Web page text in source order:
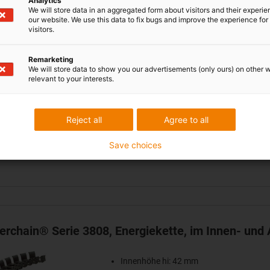
Serie 2808, Energiekette, im Innen- und
Biegeradien R: 100 - 250mm
Teilung: 56 mm
Serie 3808, Energiekette, im Innen- und
Innenhöhe hi: 42 mm
We will store data in an aggregated form about visitors and their
our website. We use this data to fix bugs and improve the experience for
visitors.
Remarketing
We will store data to show you our advertisements (only ours) on other
relevant to your interests.
Agree to all
Reject all
Save choices